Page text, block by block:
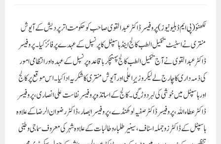
لکھنؤ (پی ایم ڈبلیو نیوز)پروفیسر ڈاکٹر عبد القوی صاحب کو حکومت اترپردیش کے آیوش
منتری نے اسٹیٹ تکمیل الطب کالج اینڈ ہاسپٹل کا پرنسپل کے عہدے پر فائز کیا ۔ پروفیسر
ڈاکٹر عبد القوی نے آج تکمیل الطب کالج پہنچکر باقاعدہ پرنسپل کے عہدہ اور انتظامی امور
کی ذمہ داری کا چارج لے لیکر وزیرِ اعلٰی اورآ یوش منتری کا شکریہ ادا کیا۔ اس موقع پر کالج
اور ہاسپٹل میں خوشی کی لہر دوڑ گیی ۔ کالج کے اساتذہ پروفیسر نفاست علی انصاری ، پروفیسر
ڈاکٹر عطاء اللہ ، پروفیسر ڈاکٹر صفیہ لوکھنڈے ، پروفیسر ابصار ، ڈاکٹر رضوان الرضا کے علاوہ
ہاسپٹل کے ڈاکٹرز وجملہ اسٹاف ،سینیر طلباء وطالبات کے علاوہ شہر کی معروف سماجی وطبی